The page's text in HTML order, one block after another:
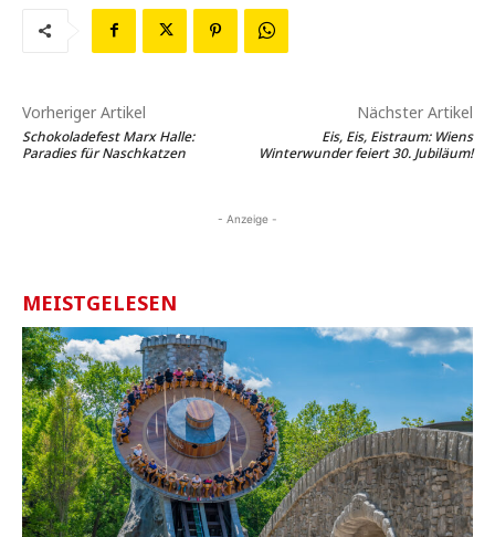
Vorheriger Artikel
Schokoladefest Marx Halle:
Paradies für Naschkatzen
Nächster Artikel
Eis, Eis, Eistraum: Wiens
Winterwunder feiert 30. Jubiläum!
- Anzeige -
MEISTGELESEN